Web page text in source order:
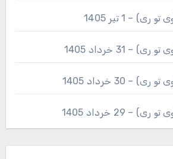
– 1 تیر 1405
31 خرداد 1405
30 خرداد 1405
29 خرداد 1405